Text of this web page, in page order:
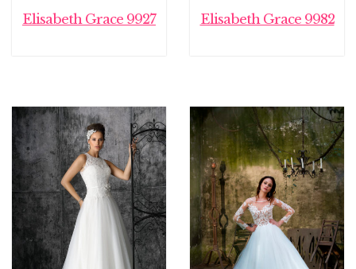
Elisabeth Grace 9927 Elisabeth Grace 9982